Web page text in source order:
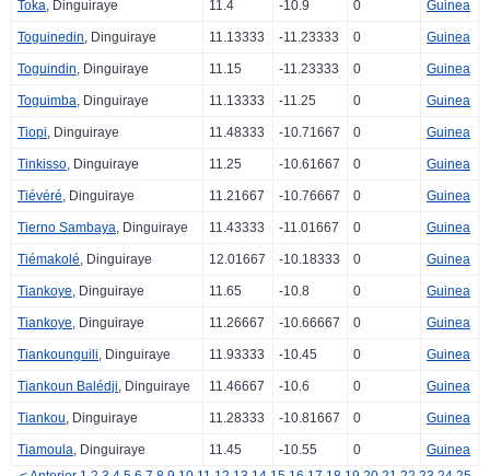
Toka, Dinguiraye 11.4 -10.9 0 Guinea
Toguinedin, Dinguiraye 11.13333 -11.23333 0 Guinea
Toguindin, Dinguiraye 11.15 -11.23333 0 Guinea
Toguimba, Dinguiraye 11.13333 -11.25 0 Guinea
Tiopi, Dinguiraye 11.48333 -10.71667 0 Guinea
Tinkisso, Dinguiraye 11.25 -10.61667 0 Guinea
Tiévéré, Dinguiraye 11.21667 -10.76667 0 Guinea
Tierno Sambaya, Dinguiraye 11.43333 -11.01667 0 Guinea
Tiémakolé, Dinguiraye 12.01667 -10.18333 0 Guinea
Tiankoye, Dinguiraye 11.65 -10.8 0 Guinea
Tiankoye, Dinguiraye 11.26667 -10.66667 0 Guinea
Tiankounguili, Dinguiraye 11.93333 -10.45 0 Guinea
Tiankoun Balédji, Dinguiraye 11.46667 -10.6 0 Guinea
Tiankou, Dinguiraye 11.28333 -10.81667 0 Guinea
Tiamoula, Dinguiraye 11.45 -10.55 0
Guinea